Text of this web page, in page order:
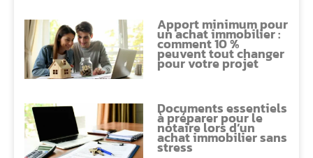
Apport minimum pour
un achat immobilier :
comment 10 %
peuvent tout changer
pour votre projet
Documents essentiels
à préparer pour le
notaire lors d’un
achat immobilier sans
stress